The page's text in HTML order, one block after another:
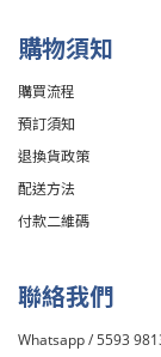
購物須知
購買流程
預訂須知
退換貨政策
配送方法
付款二維碼
聯絡我們
Whatsapp / 5593